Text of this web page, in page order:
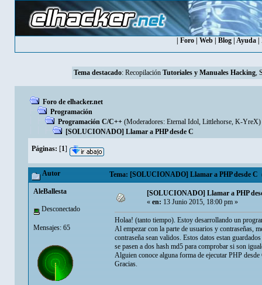
Foro| Web| Blog| Ayuda|
Tema destacado: Recopilación Tutoriales y Manuales Hacking,
Foro de elhacker.net
Programación
Programación C/C++ (Moderadores: Eternal Idol, Littlehorse, K-YreX)
[SOLUCIONADO] Llamar a PHP desde C
Páginas: [1]
Autor Tema: [SOLUCIONADO] Llamar a PHP desde C
AleBallesta
Desconectado
Mensajes: 65
[SOLUCIONADO] Llamar a PHP
«en:13 Junio 2015, 18:00 pm »
Holaa! (tanto tiempo). Estoy desarrollando un
Al empezar con la parte de usuarios y contraseñas,
contraseña sean validos. Estos datos estan
se pasen a dos hash md5 para comprobar si son
Alguien conoce alguna forma de ejecutar PHP
Gracias.